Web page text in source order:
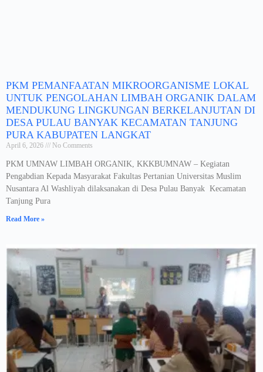
PKM PEMANFAATAN MIKROORGANISME LOKAL
UNTUK PENGOLAHAN LIMBAH ORGANIK DALAM
MENDUKUNG LINGKUNGAN BERKELANJUTAN DI
DESA PULAU BANYAK KECAMATAN TANJUNG
PURA KABUPATEN LANGKAT
April 6, 2026 No Comments
PKM UMNAW LIMBAH ORGANIK, KKKBUMNAW – Kegiatan
Pengabdian Kepada Masyarakat Fakultas Pertanian Universitas Muslim
Nusantara Al Washliyah dilaksanakan di Desa Pulau Banyak Kecamatan
Tanjung Pura
Read More »